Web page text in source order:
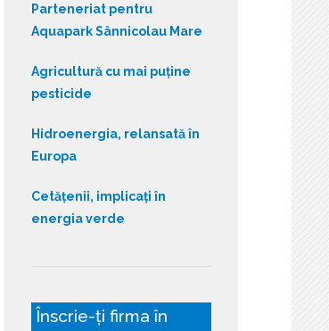
Parteneriat pentru
Aquapark Sânnicolau Mare
Agricultură cu mai puține
pesticide
Hidroenergia, relansată în
Europa
Cetățenii, implicați în
energia verde
Înscrie-ți firma în